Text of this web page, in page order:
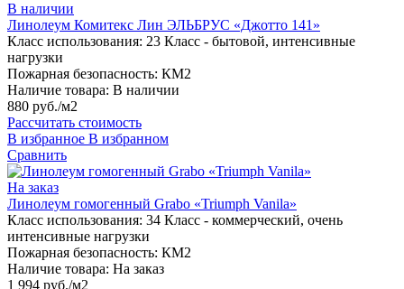
В наличии
Линолеум Комитекс Лин ЭЛЬБРУС «Джотто 141»
Класс использования: 23 Класс - бытовой, интенсивные
нагрузки
Пожарная безопасность: КМ2
Наличие товара: В наличии
880 руб./м2
Рассчитать стоимость
В избранное В избранном
Сравнить
На заказ
Линолеум гомогенный Grabo «Triumph Vanila»
Класс использования: 34 Класс - коммерческий, очень
интенсивные нагрузки
Пожарная безопасность: КМ2
Наличие товара: На заказ
1 994 руб./м2